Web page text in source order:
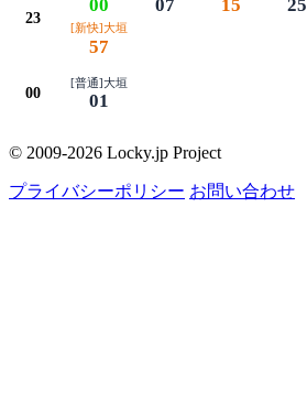
23
00 07 15 25
[新快]大垣
57
00
[普通]大垣
01
© 2009-2026 Locky.jp Project
プライバシーポリシー お問い合わせ